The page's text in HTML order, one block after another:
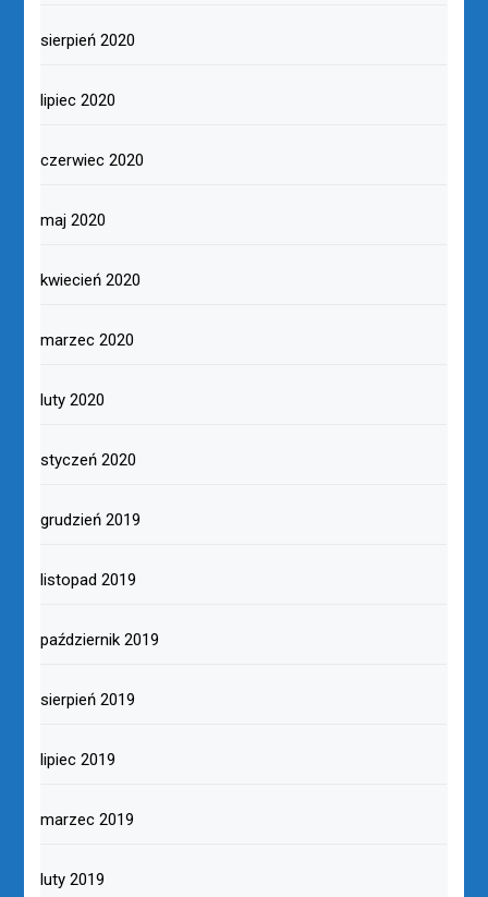
sierpień 2020
lipiec 2020
czerwiec 2020
maj 2020
kwiecień 2020
marzec 2020
luty 2020
styczeń 2020
grudzień 2019
listopad 2019
październik 2019
sierpień 2019
lipiec 2019
marzec 2019
luty 2019